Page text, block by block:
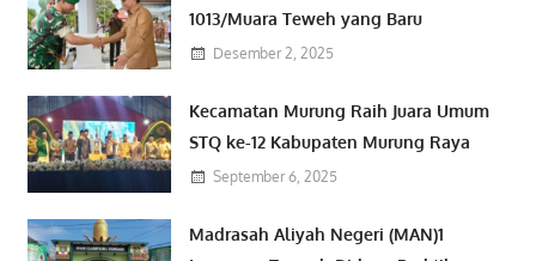
1013/Muara Teweh yang Baru
Desember 2, 2025
Kecamatan Murung Raih Juara Umum
STQ ke-12 Kabupaten Murung Raya
September 6, 2025
Madrasah Aliyah Negeri (MAN)1